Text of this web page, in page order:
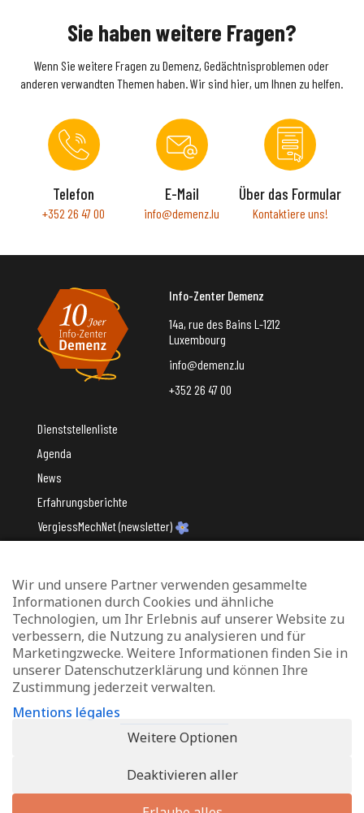
Sie haben weitere Fragen?
Wenn Sie weitere Fragen zu Demenz, Gedächtnisproblemen oder
anderen verwandten Themen haben. Wir sind hier, um Ihnen zu helfen.
Telefon
+352 26 47 00
E-Mail
info@demenz.lu
Über das Formular
Kontaktiere uns!
Info-Zenter Demenz
14a, rue des Bains L-1212
Luxembourg
info@demenz.lu
+352 26 47 00
Dienststellenliste
Agenda
News
Erfahrungsberichte
VergiessMechNet (newsletter)
Mit Unterstützung des
Datenschutz und Verwaltung von Cookies
Rechtliche Hinweise
Erklärung zur Barrierefreiheit
Wir und unsere Partner verwenden gesammelte
Informationen durch Cookies und ähnliche
Technologien, um Ihr Erlebnis auf unserer Website zu
verbessern, die Nutzung zu analysieren und für
Marketingzwecke. Weitere Informationen finden Sie in
unserer Datenschutzerklärung und können Ihre
Zustimmung jederzeit verwalten.
Mentions légales
Weitere Optionen
Deaktivieren aller